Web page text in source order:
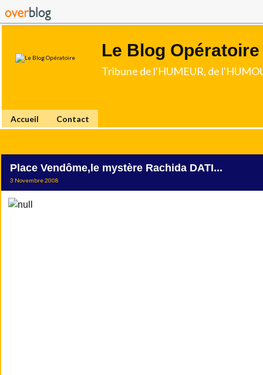
Le Blog Opératoire
Tribune de l'HUMEUR, de
Accueil Contact
Place Vendôme,le mystère Rachida DATI...
3 Novembre 2008